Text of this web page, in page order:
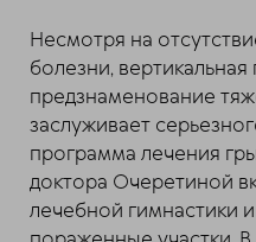
Несмотря на
болезни,
предзнаменование
заслуживает
программа лечения
доктора Очеретиной
лечебной гимнастики